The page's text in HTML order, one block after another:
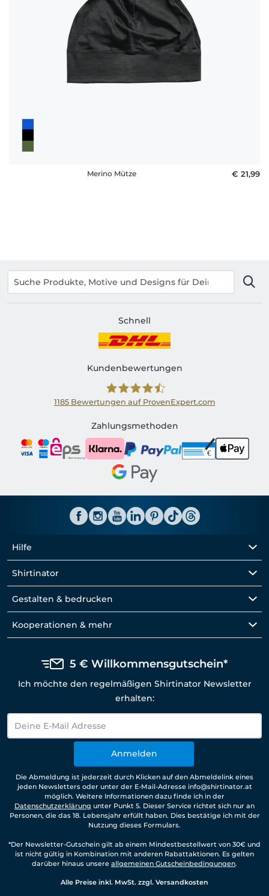
Merino Mütze € 21,99
Schnell
Kundenbewertungen
Shirtinator AT
1185Bewertungen auf ProvenExpert.com
Zahlungsmethoden
Hilfe
Shirtinator
Gestalten & bedrucken
Kooperationen & mehr
5 € Willkommensgutschein*
Ich möchte den regelmäßigen Shirtinator Newsletter
erhalten:
Anmelden
Die Abmeldung ist jederzeit durch Klicken auf den Abmeldelink eines
jeden Newsletters oder unter der E-Mail-Adresse info@shirtinator.at
möglich. Weitere Informationen dazu finde ich in der
Datenschutzerklärung unter Punkt 5. Dieser Service richtet sich nur an
Personen, die das 18. Lebensjahr erfüllt haben. Dies bestätige ich mit der
Nutzung dieses Formulars.
*Der Newsletter-Gutschein gilt ab einem Mindestbestellwert von 30€ und
ist nicht gültig in Kombination mit anderen Rabattaktionen. Es gelten
darüber hinaus unsere allgemeinen Gutscheinbedingungen.
Alle Preise inkl. MwSt. zzgl. Versandkosten